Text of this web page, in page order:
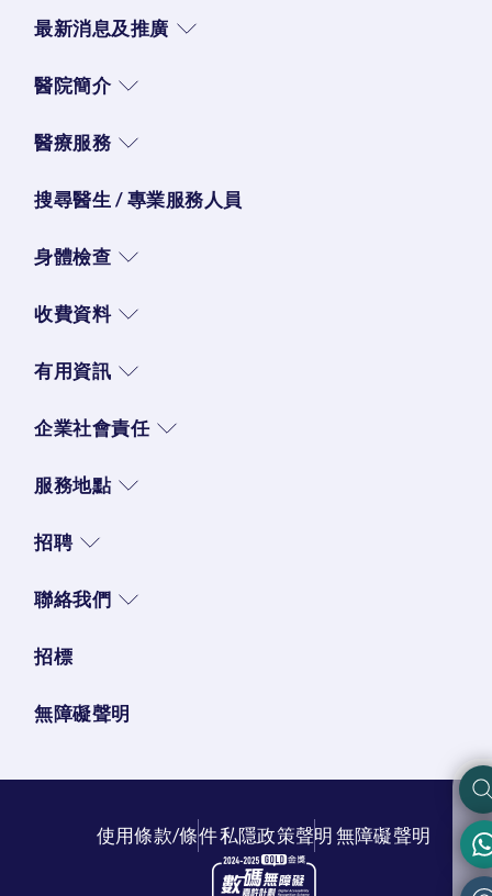
最新消息及推廣
醫院簡介
醫療服務
搜尋醫生 / 專業服務人員
身體檢查
收費資料
有用資訊
企業社會責任
服務地點
招聘
聯絡我們
招標
無障礙聲明
使用條款/條件私隱政策聲明無障礙聲明